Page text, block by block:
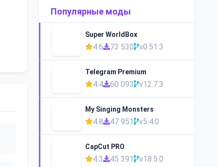
Популярные моды
Super WorldBox
4.6 73 530 v0.51.3
Telegram Premium
4.4 60 093 v12.7.3
My Singing Monsters
4.8 47 951 v5.4.0
CapCut PRO
4.3 45 391 v18.5.0